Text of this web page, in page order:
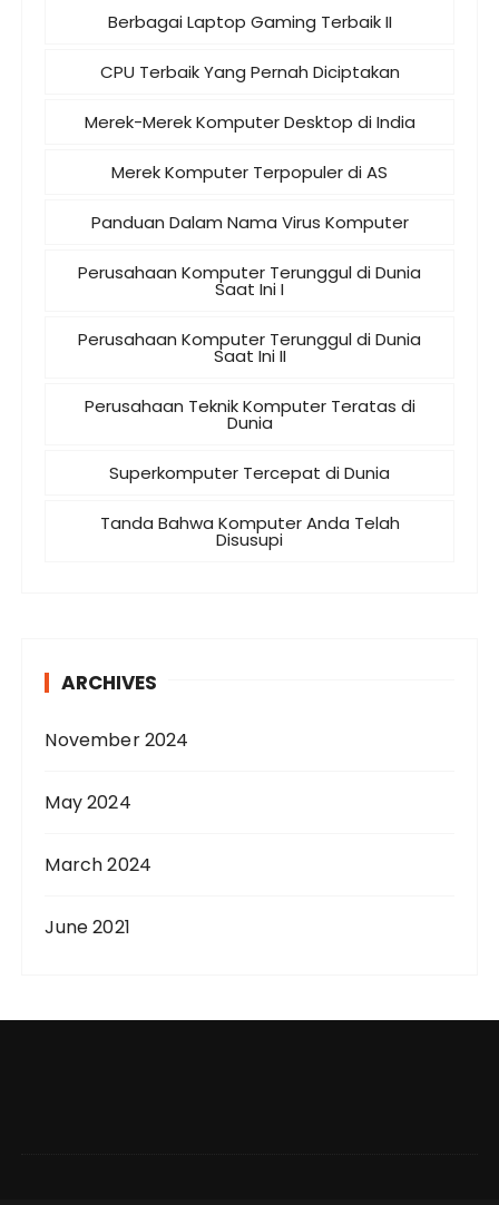
Berbagai Laptop Gaming Terbaik II
CPU Terbaik Yang Pernah Diciptakan
Merek-Merek Komputer Desktop di India
Merek Komputer Terpopuler di AS
Panduan Dalam Nama Virus Komputer
Perusahaan Komputer Terunggul di Dunia
Saat Ini I
Perusahaan Komputer Terunggul di Dunia
Saat Ini II
Perusahaan Teknik Komputer Teratas di
Dunia
Superkomputer Tercepat di Dunia
Tanda Bahwa Komputer Anda Telah
Disusupi
ARCHIVES
November 2024
May 2024
March 2024
June 2021